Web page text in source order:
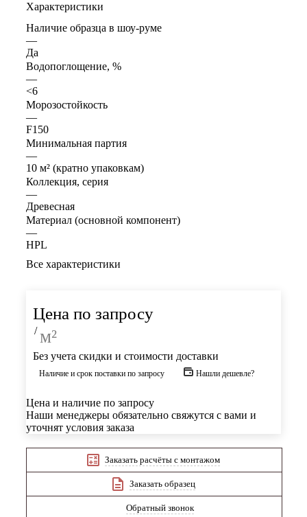
Характеристики
Наличие образца в шоу-руме
—
Да
Водопоглощение, %
—
<6
Морозостойкость
—
F150
Минимальная партия
—
10 м² (кратно упаковкам)
Коллекция, серия
—
Древесная
Материал (основной компонент)
—
HPL
Все характеристики
Цена по запросу
/ м²
Без учета скидки и стоимости доставки
Наличие и срок поставки по запросу Нашли дешевле?
Цена и наличие по запросу
Наши менеджеры обязательно свяжутся с вами и
уточнят условия заказа
Заказать расчёты с монтажом
Заказать образец
Обратный звонок